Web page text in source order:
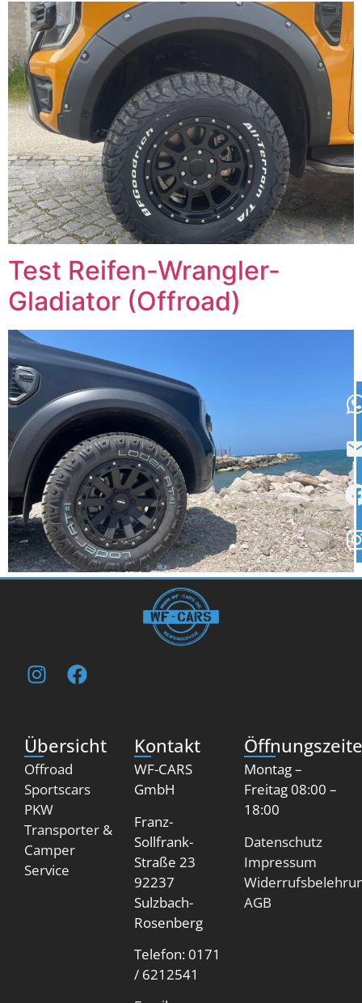
Test Reifen-Wrangler-
Gladiator (Offroad)
Übersicht
Offroad
Sportscars
PKW
Transporter &
Camper
Service
Kontakt
WF-CARS
GmbH
Franz-
Sollfrank-
Straße 23
92237
Sulzbach-
Rosenberg
Telefon: 0171
/ 6212541
Montag –
Freitag 08:00 –
18:00
Datenschutz
Impressum
AGB